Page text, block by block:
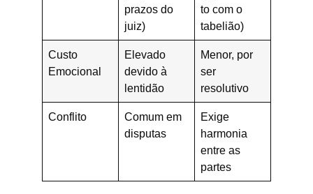
prazos do
juiz)
to com o
tabelião)
Custo
Emocional
Elevado
devido à
lentidão
Menor, por
ser
resolutivo
Conflito
Comum em
disputas
Exige
harmonia
entre as
partes